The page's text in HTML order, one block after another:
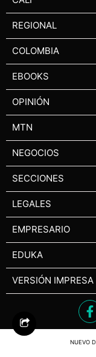
REGIONAL
COLOMBIA
EBOOKS
OPINIÓN
MTN
NEGOCIOS
SECCIONES
LEGALES
EMPRESARIO
EDUKA
VERSIÓN IMPRESA
NUEVO